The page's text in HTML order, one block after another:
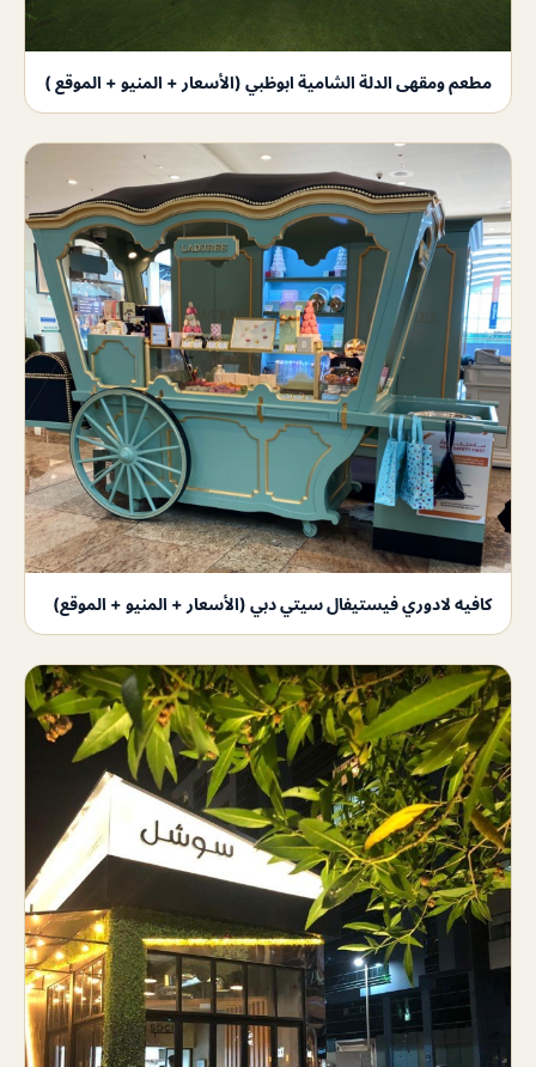
مطعم ومقهى الدلة الشامية ابوظبي (الأسعار + المنيو + الموقع )
كافيه لادوري فيستيفال سيتي دبي (الأسعار + المنيو + الموقع)